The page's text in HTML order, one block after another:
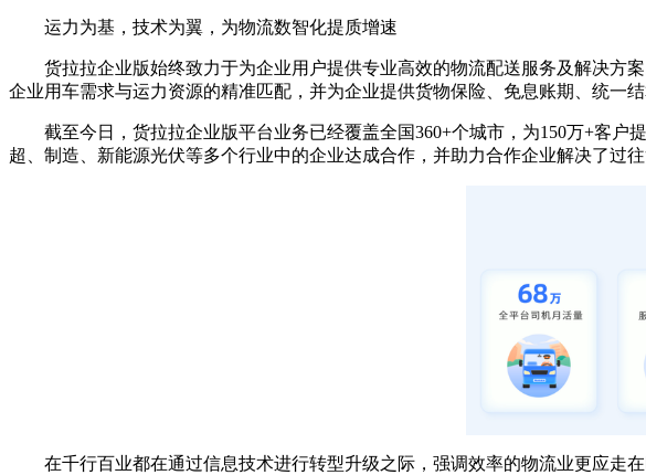
运力为基，技术为翼，为物流数智化提质增速
货拉拉企业版始终致力于为企业用户提供专业高效的物流配送服务及解决方
企业用车需求与运力资源的精准匹配，并为企业提供货物保险、免息账期、统一
截至今日，货拉拉企业版平台业务已经覆盖全国360+个城市，为150万+客
超、制造、新能源光伏等多个行业中的企业达成合作，并助力合作企业解决了过往
在千行百业都在通过信息技术进行转型升级之际，强调效率的物流业更应走